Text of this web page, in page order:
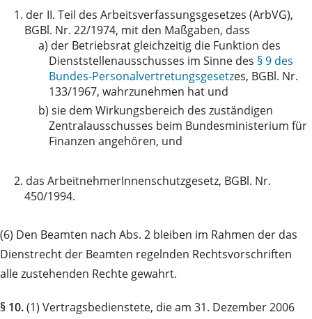
1. der II. Teil des Arbeitsverfassungsgesetzes (ArbVG),
BGBl. Nr. 22/1974, mit den Maßgaben, dass
a) der Betriebsrat gleichzeitig die Funktion des
Dienststellenausschusses im Sinne des § 9 des
Bundes-Personalvertretungsgesetzes, BGBl. Nr.
133/1967, wahrzunehmen hat und
b) sie dem Wirkungsbereich des zuständigen
Zentralausschusses beim Bundesministerium für
Finanzen angehören, und
2. das ArbeitnehmerInnenschutzgesetz, BGBl. Nr.
450/1994.
(6) Den Beamten nach Abs. 2 bleiben im Rahmen der das
Dienstrecht der Beamten regelnden Rechtsvorschriften
alle zustehenden Rechte gewahrt.
§ 10.(1) Vertragsbedienstete, die am 31. Dezember 2006